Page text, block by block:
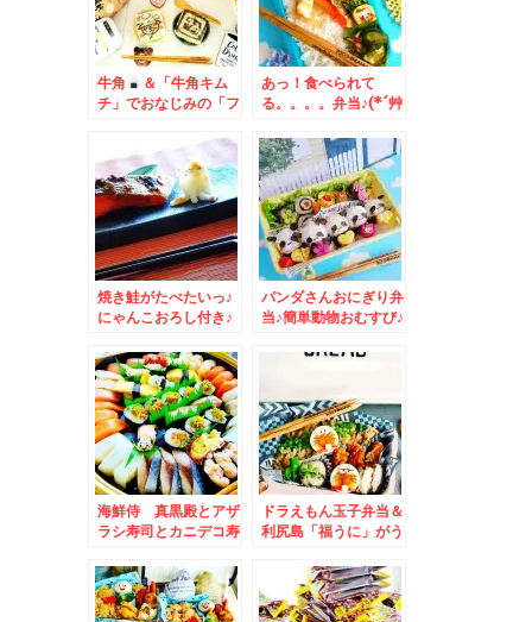
牛角
＆「牛角キム
チ」でおなじみの「フ
ら埼玉の老舗「八幡
屋」さんの食品セット
♪(*´艸`*)
あっ！食べられて
る。。。。弁当♪(*´艸
「食事処 三平」さん
の「八宝菜」テイクア
ウトもできます＾＾3
月から５０円値上げさ
れました～＾＾
焼き鮭がたべたいっ♪
にゃんこおろし付き♪
堂の「チップ串揚げ
パンダさんおにぎり弁
当♪簡単動物おむすび♪
食堂」さんで「朝食」
ヘルシーモーニング
♪(*´艸`*)ワンコイン
だよ～
海鮮侍 真黒殿とアザ
ラシ寿司とカニデコ寿
「冬のお得盛」(*´艸
`*)地域密着のデリバ
リー寿司はネタも最
ドラえもん玉子弁当＆
利尻島「福うに」がう
～～～(*´艸`*)